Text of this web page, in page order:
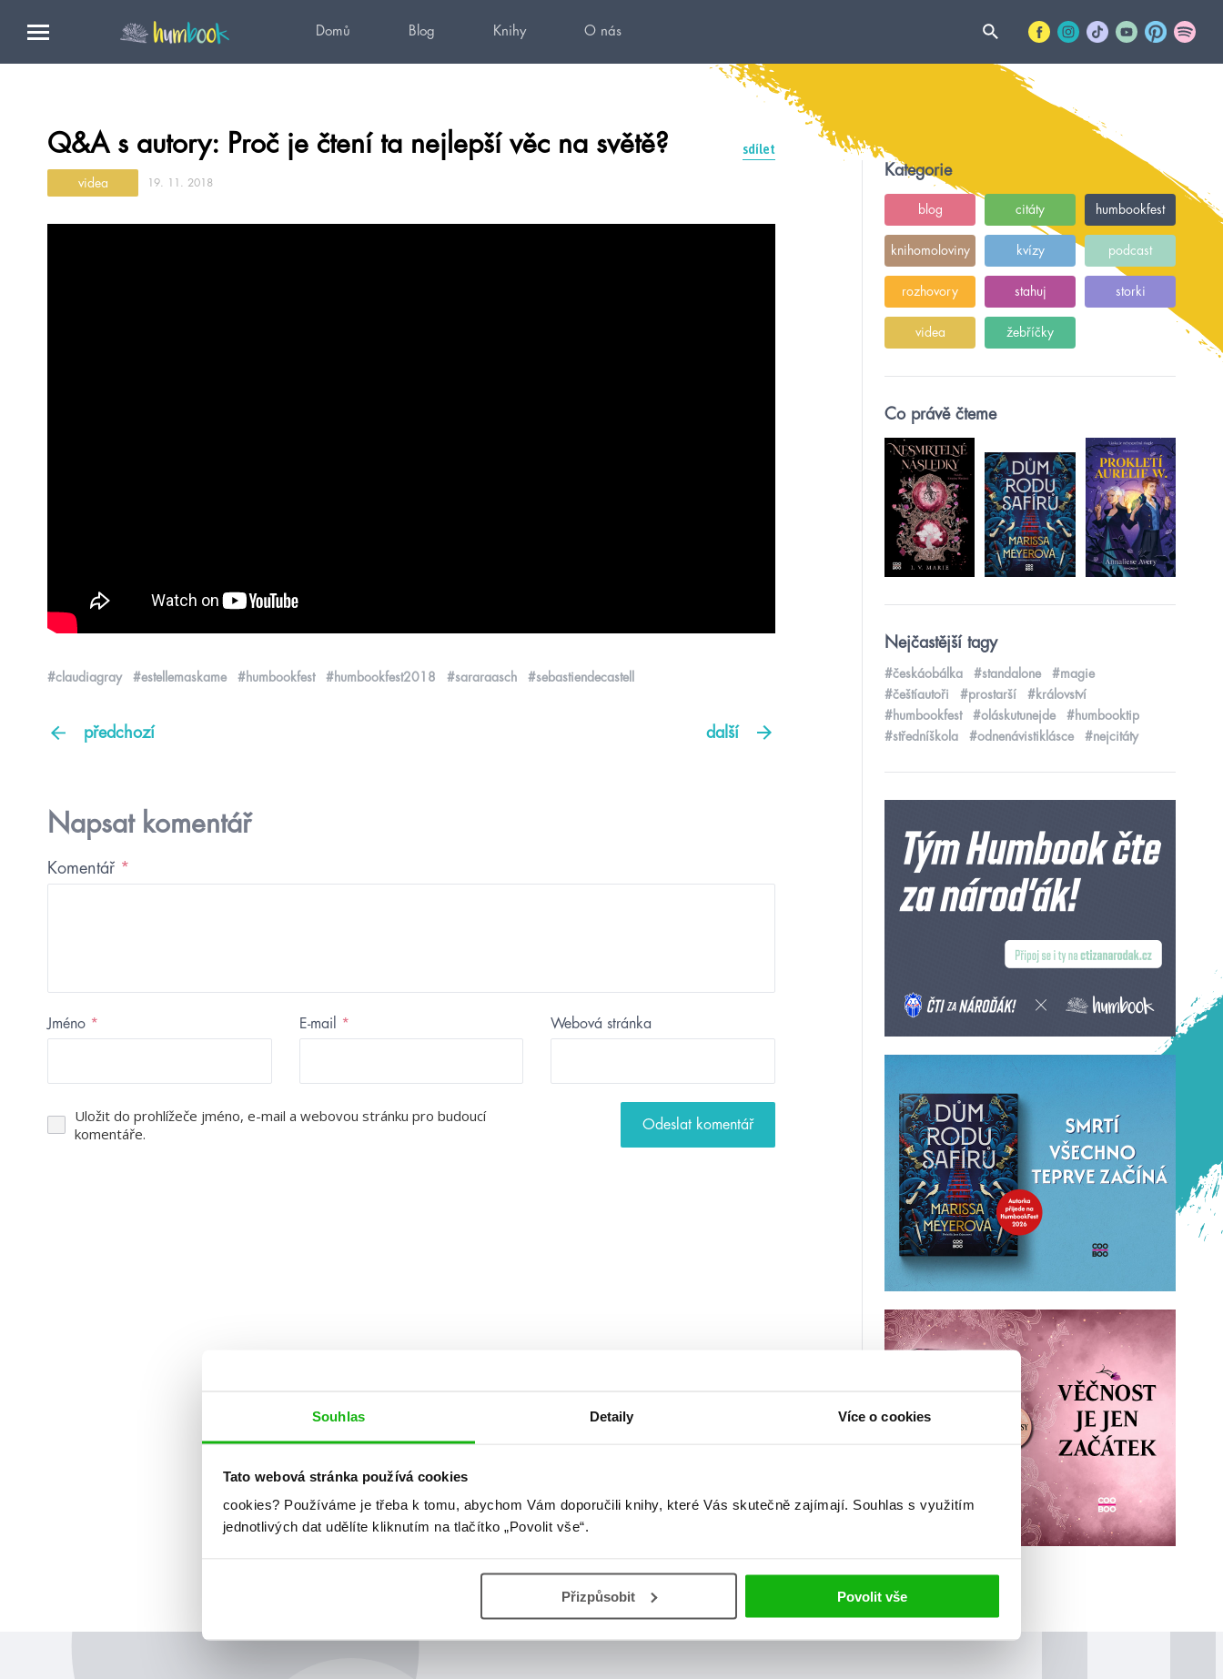
Souhlas Detaily Více o cookies
Tato webová stránka používá cookies
cookies? Používáme je třeba k tomu, abychom Vám doporučili knihy, které Vás skutečně zajímají. Souhlas s využitím
jednotlivých dat udělíte kliknutím na tlačítko „Povolit vše“.
Přizpůsobit Povolit vše
Domů Blog Knihy O nás
Q&A s autory: Proč je čtení ta nejlepší věc na světě? sdílet
videa 19. 11. 2018
#claudiagray #estellemaskame #humbookfest #humbookfest2018 #sararaasch #sebastiendecastell
předchozí další
Napsat komentář
Komentář *
Jméno * E-mail * Webová stránka
Uložit do prohlížeče jméno, e-mail a webovou stránku pro budoucí
komentáře.
Kategorie
blog citáty humbookfest
knihomoloviny kvízy podcast
rozhovory stahuj storki
videa žebříčky
Co právě čteme
Nejčastější tagy
#českáobálka #standalone
#magie
#češtíautoři
#prostarší
#království
#humbookfest
#oláskutunejde
#humbooktip
#středníškola
#odnenávistiklásce #nejcitáty